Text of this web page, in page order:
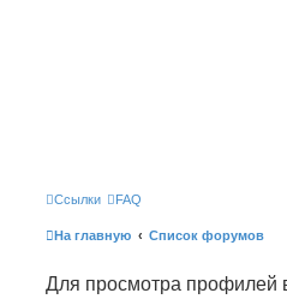
Ссылки FAQ
На главную Список форумов
Для просмотра профилей